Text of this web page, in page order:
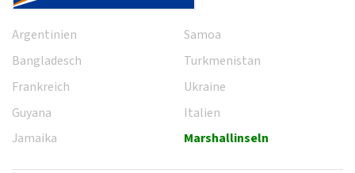
Argentinien
Bangladesch
Frankreich
Guyana
Jamaika
Samoa
Turkmenistan
Ukraine
Italien
Marshallinseln